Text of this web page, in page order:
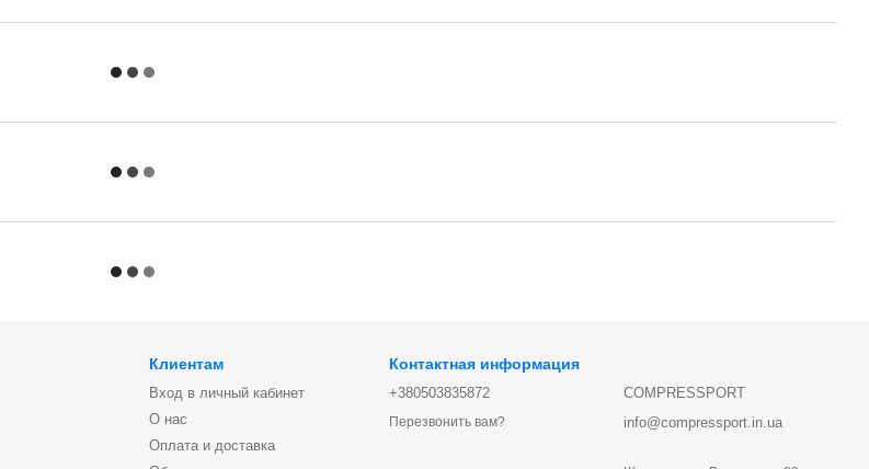
Клиентам
Вход в личный кабинет
О нас
Оплата и доставка
Контактная информация
+380503835872
Перезвонить вам?
COMPRESSPORT
info@compressport.in.ua